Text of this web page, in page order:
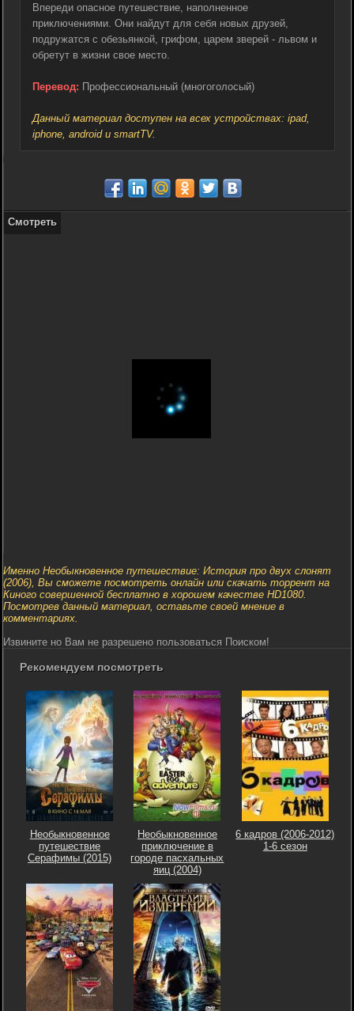
Впереди опасное путешествие, наполненное
приключениями. Они найдут для себя новых друзей,
подружатся с обезьянкой, грифом, царем зверей - львом и
обретут в жизни свое место.
Перевод: Профессиональный (многоголосый)
Данный материал доступен на всех устройствах: ipad,
iphone, android и smartTV.
Смотреть
Именно Необыкновенное путешествие: История про двух слонят
(2006), Вы сможете посмотреть онлайн или скачать торрент на
Киного совершенной бесплатно в хорошем качестве HD1080.
Посмотрев данный материал, оставьте своей мнение в
комментариях.
Извините но Вам не разрешено пользоваться Поиском!
Рекомендуем посмотреть
Необыкновенное
путешествие
Серафимы (2015)
Необыкновенное
приключение в
городе пасхальных
яиц (2004)
6 кадров (2006-2012)
1-6 сезон